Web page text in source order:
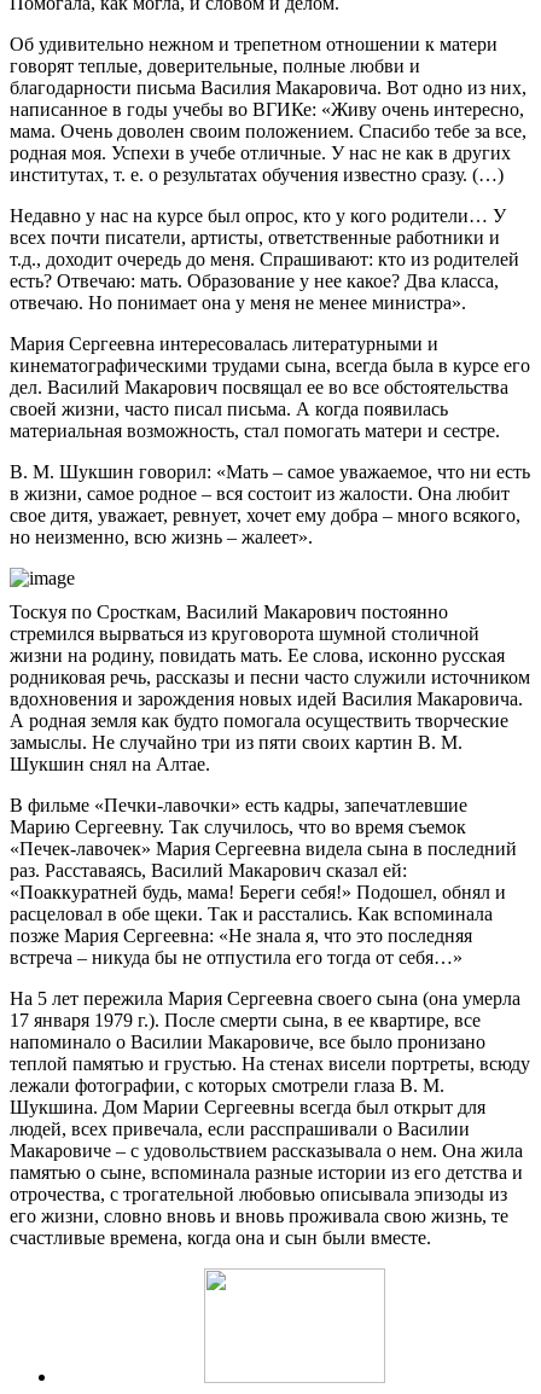
Об удивительно нежном и трепетном отношении к матери
говорят теплые, доверительные, полные любви и
благодарности письма Василия Макаровича. Вот одно из них,
написанное в годы учебы во ВГИКе: «Живу очень интересно,
мама. Очень доволен своим положением. Спасибо тебе за все,
родная моя. Успехи в учебе отличные. У нас не как в других
институтах, т. е. о результатах обучения известно сразу. (…)
Недавно у нас на курсе был опрос, кто у кого родители… У
всех почти писатели, артисты, ответственные работники и
т.д., доходит очередь до меня. Спрашивают: кто из родителей
есть? Отвечаю: мать. Образование у нее какое? Два класса,
отвечаю. Но понимает она у меня не менее министра».
Мария Сергеевна интересовалась литературными и
кинематографическими трудами сына, всегда была в курсе его
дел. Василий Макарович посвящал ее во все обстоятельства
своей жизни, часто писал письма. А когда появилась
материальная возможность, стал помогать матери и сестре.
В. М. Шукшин говорил: «Мать – самое уважаемое, что ни есть
в жизни, самое родное – вся состоит из жалости. Она любит
свое дитя, уважает, ревнует, хочет ему добра – много всякого,
но неизменно, всю жизнь – жалеет».
Тоскуя по Сросткам, Василий Макарович постоянно
стремился вырваться из круговорота шумной столичной
жизни на родину, повидать мать. Ее слова, исконно русская
родниковая речь, рассказы и песни часто служили источником
вдохновения и зарождения новых идей Василия Макаровича.
А родная земля как будто помогала осуществить творческие
замыслы. Не случайно три из пяти своих картин В. М.
Шукшин снял на Алтае.
В фильме «Печки-лавочки» есть кадры, запечатлевшие
Марию Сергеевну. Так случилось, что во время съемок
«Печек-лавочек» Мария Сергеевна видела сына в последний
раз. Расставаясь, Василий Макарович сказал ей:
«Поаккуратней будь, мама! Береги себя!» Подошел, обнял и
расцеловал в обе щеки. Так и расстались. Как вспоминала
позже Мария Сергеевна: «Не знала я, что это последняя
встреча – никуда бы не отпустила его тогда от себя…»
На 5 лет пережила Мария Сергеевна своего сына (она умерла
17 января 1979 г.). После смерти сына, в ее квартире, все
напоминало о Василии Макаровиче, все было пронизано
теплой памятью и грустью. На стенах висели портреты, всюду
лежали фотографии, с которых смотрели глаза В. М.
Шукшина. Дом Марии Сергеевны всегда был открыт для
людей, всех привечала, если расспрашивали о Василии
Макаровиче – с удовольствием рассказывала о нем. Она жила
памятью о сыне, вспоминала разные истории из его детства и
отрочества, с трогательной любовью описывала эпизоды из
его жизни, словно вновь и вновь проживала свою жизнь, те
счастливые времена, когда она и сын были вместе.